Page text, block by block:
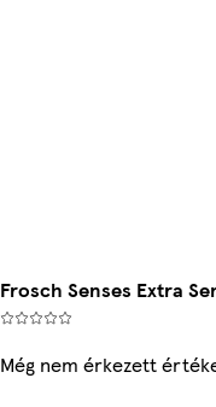
Frosch Senses Extra
Még nem érkezett